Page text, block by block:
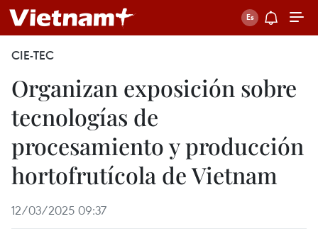
CIE-TEC
Organizan exposición sobre
tecnologías de
procesamiento y producción
hortofrutícola de Vietnam
12/03/2025 09:37